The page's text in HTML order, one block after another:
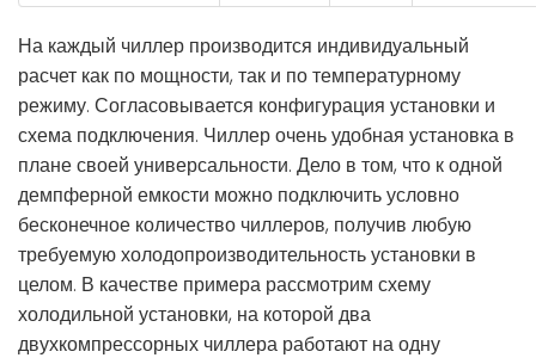
На каждый чиллер производится индивидуальный
расчет как по мощности, так и по температурному
режиму. Согласовывается конфигурация установки и
схема подключения. Чиллер очень удобная установка в
плане своей универсальности. Дело в том, что к одной
демпферной емкости можно подключить условно
бесконечное количество чиллеров, получив любую
требуемую холодопроизводительность установки в
целом. В качестве примера рассмотрим схему
холодильной установки, на которой два
двухкомпрессорных чиллера работают на одну